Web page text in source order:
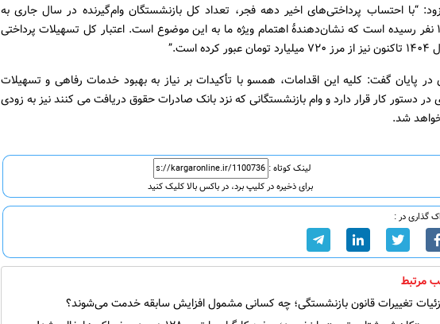
“با احتساب پرداختی‌های اخیر دهه فجر، تعداد کل بازنشستگان وام‌گیرنده در سال جاری به
۱۴۴۰۰ نفر رسیده است که نشان‌دهندهٔ اهتمام ویژه ما به این موضوع است. اعتبار کل تسهیلات پرداختی
است.”
در پایان گفت: کلیه این اقدامات، همسو با تأکیدات بر نیاز به بهبود خدمات رفاهی و تسهیلات
در دستور کار قرار دارد و وام بازنشستگانی که نزد بانک صادرات حقوق دریافت می کنند نیز به زودی
خواهد شد.
لینک کوتاه :
برای ذخیره در کلیپ برد، در باکس بالا کلیک کنید
گذاری در :
مرتبط
تغییرات قانون بازنشستگی؛ چه کسانی مشمول افزایش سابقه خدمت می‌شوند؟